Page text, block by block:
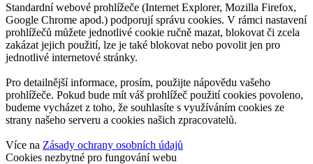
Standardní webové prohlížeče (Internet Explorer, Mozilla Firefox,
Google Chrome apod.) podporují správu cookies. V rámci nastavení
prohlížečů můžete jednotlivé cookie ručně mazat, blokovat či zcela
zakázat jejich použití, lze je také blokovat nebo povolit jen pro
jednotlivé internetové stránky.
Pro detailnější informace, prosím, použijte nápovědu vašeho
prohlížeče. Pokud bude mít váš prohlížeč použití cookies povoleno,
budeme vycházet z toho, že souhlasíte s využíváním cookies ze
strany našeho serveru a cookies našich zpracovatelů.
Více na Zásady ochrany osobních údajů
Cookies nezbytné pro fungování webu